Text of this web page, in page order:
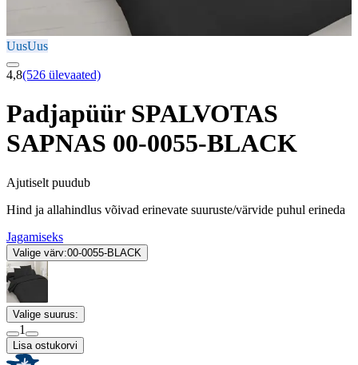
UusUus
4,8(526 ülevaated)
Padjapüür SPALVOTAS
SAPNAS 00-0055-BLACK
Ajutiselt puudub
Hind ja allahindlus võivad erinevate suuruste/värvide puhul erineda
Jagamiseks
Valige värv:00-0055-BLACK
Valige suurus:
1
Lisa ostukorvi